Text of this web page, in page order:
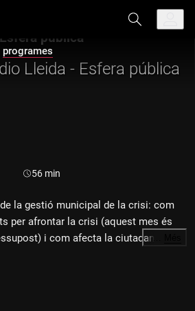
programes
Esfera pública
Lleida - Esfera pública
Durada:
56 min
la gestió municipal de la crisi: com
per afrontar la crisi (aquest mes és
i com afecta la ciutadania. Si
si han de retallar serveis com ara el de
fem amb Montse Mínguez, tinent
de Lleida; Ramon Farré, delegat del
…